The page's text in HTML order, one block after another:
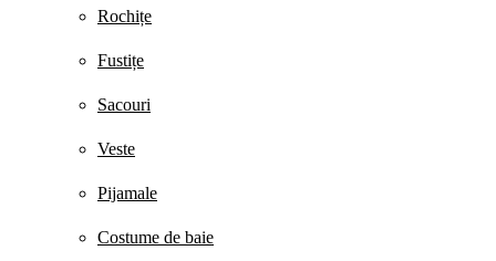
Rochițe
Fustițe
Sacouri
Veste
Pijamale
Costume de baie